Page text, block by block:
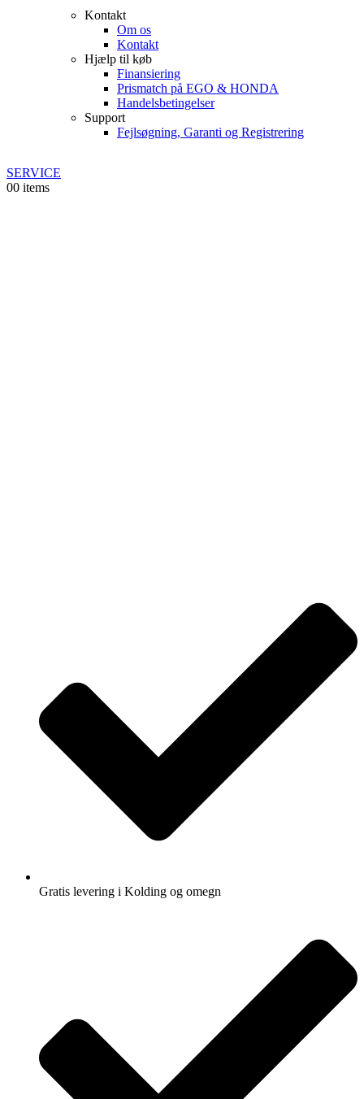
Kontakt
Om os
Kontakt
Hjælp til køb
Finansiering
Prismatch på EGO & HONDA
Handelsbetingelser
Support
Fejlsøgning, Garanti og Registrering
SERVICE
00 items
Gratis levering i Kolding og omegn